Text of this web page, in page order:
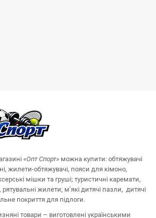
«ОптСпорт» можна купити: обтяжувачі
жилети-обтяжувачі, пояси для кімоно,
мішки та груші; туристичні каремати,
жилети; м’які дитячі пазли, дитячі
покриття для підлоги.
товари – виготовлені українськими